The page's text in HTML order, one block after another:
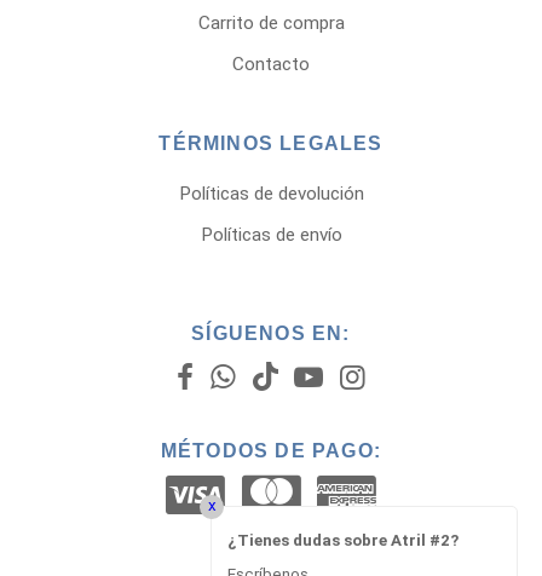
Carrito de compra
Contacto
TÉRMINOS LEGALES
Políticas de devolución
Políticas de envío
SÍGUENOS EN:
MÉTODOS DE PAGO:
x
¿Tienes dudas sobre Atril #2?